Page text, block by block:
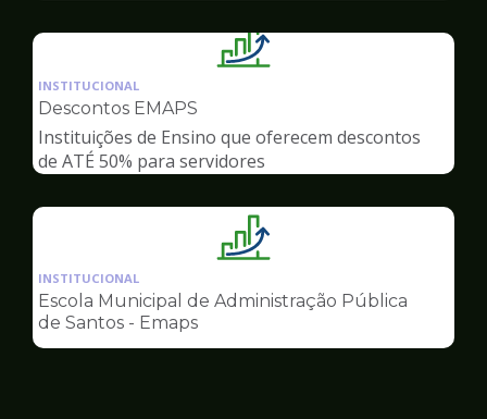
Ilustração
Gestão
INSTITUCIONAL
Descontos EMAPS
Instituições de Ensino que oferecem descontos
de ATÉ 50% para servidores
Ilustração
pagina
Gestão
INSTITUCIONAL
Escola Municipal de Administração Pública
de Santos - Emaps